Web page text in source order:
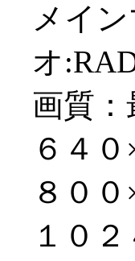
メイ
オ
画質：
６４
８０
１０